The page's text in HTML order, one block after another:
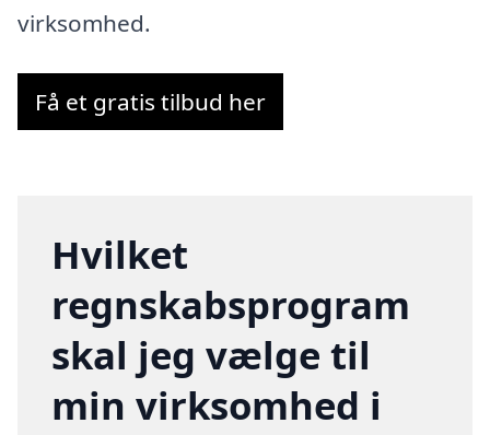
virksomhed.
Få et gratis tilbud her
Hvilket
regnskabsprogram
skal jeg vælge til
min virksomhed i